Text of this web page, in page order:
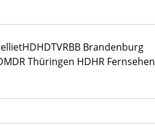
HDHDTVRBB Brandenburg
MDR Thüringen HDHR Fernsehen